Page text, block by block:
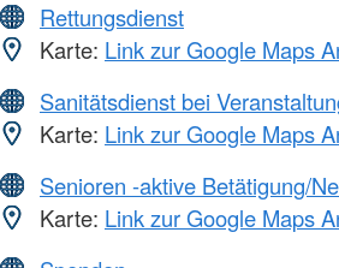
Rettungsdienst
Karte: Link zur Google Maps
Sanitätsdienst bei
Karte: Link zur Google Maps
Senioren -aktive Betätigung/
Karte: Link zur Google Maps